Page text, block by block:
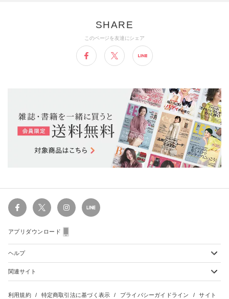
このページを友達にシェア
アプリダウンロード
ヘルプ
ショッピングガイド
関連サイト
雑誌定期購読について
利用規約 特定商取引法に基づく表示 プライバシーガイドライン サイト